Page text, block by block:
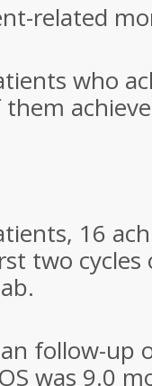
related
who
them
16
two cycles
follow-up
was 9.0